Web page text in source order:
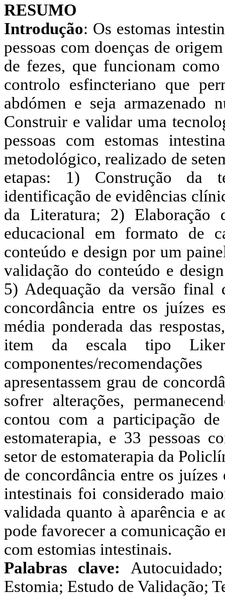
RESUMO
Introdução: Os estomas
pessoas com doenças de
de fezes, que funcionam
controlo esfincteriano que
abdómen e seja
Construir e validar uma
pessoas com estomas
metodológico, realizado de
etapas: 1) Construção da
identificação de evidências
da Literatura; 2) Elaboração
educacional em formato de
conteúdo e design por um
validação do conteúdo e
5) Adequação da versão final
concordância entre os juízes
média ponderada das
item da escala tipo
componentes/
apresentassem grau de
sofrer alterações,
contou com a participação
estomaterapia, e 33 pessoas
setor de estomaterapia da
de concordância entre os juízes
intestinais foi considerado
validada quanto à aparência e
pode favorecer a comunicação
com estomias intestinais.
Palabras clave:
Estomia; Estudo de Validação;